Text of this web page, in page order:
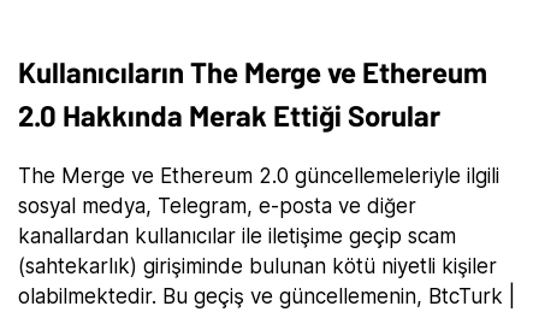
Kullanıcıların The Merge ve Ethereum
2.0 Hakkında Merak Ettiği Sorular
The Merge ve Ethereum 2.0 güncellemeleriyle ilgili
sosyal medya, Telegram, e-posta ve diğer
kanallardan kullanıcılar ile iletişime geçip scam
(sahtekarlık) girişiminde bulunan kötü niyetli kişiler
olabilmektedir. Bu geçiş ve güncellemenin, BtcTurk |